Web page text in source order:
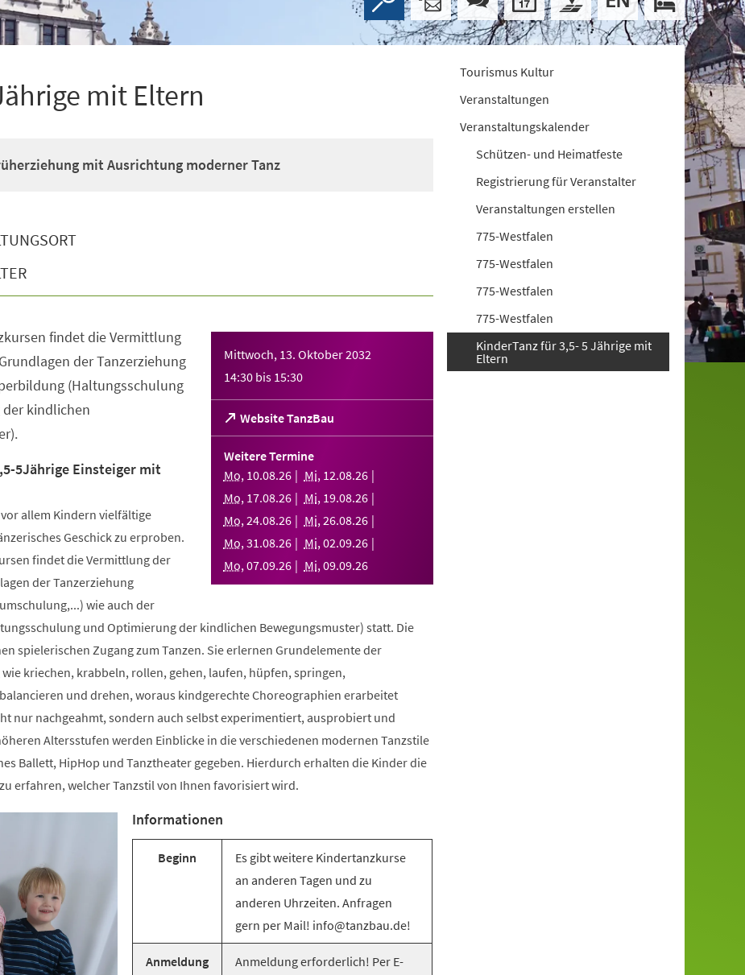
mit Eltern
mit Ausrichtung moderner Tanz
Mittwoch, 13. Oktober 2032
14:30 bis 15:30
Website TanzBau
(Öffnet
in
einem
Tab)
Weitere Termine
Mo, 10.08.26 Mi, 12.08.26
Mo, 17.08.26 Mi, 19.08.26
Mo,24.08.26 Mi,26.08.26
Mo,31.08.26 Mi,02.09.26
Mo,07.09.26 Mi,09.09.26
findet die Vermittlung
der Tanzerziehung
(Haltungsschulung
kindlichen
5Jährige Einsteiger mit
allem Kindern vielfältige
Geschick zu erproben.
findet die Vermittlung der
der Tanzerziehung
wie auch der
und Optimierung der kindlichen Bewegungsmuster) statt. Die
spielerischen Zugang zum Tanzen. Sie erlernen Grundelemente der
kriechen, krabbeln, rollen, gehen, laufen, hüpfen, springen,
und drehen, woraus kindgerechte Choreographien erarbeitet
nur nachgeahmt, sondern auch selbst experimentiert, ausprobiert und
Altersstufen werden Einblicke in die verschiedenen modernen Tanzstile
Ballett, HipHop und Tanztheater gegeben. Hierdurch erhalten die Kinder die
erfahren, welcher Tanzstil von Ihnen favorisiert wird.
Informationen
Beginn
Es gibt weitere Kindertanzkurse
an anderen Tagen und zu
anderen Uhrzeiten. Anfragen
gern per Mail! info@tanzbau.de!
Anmeldung
Anmeldung erforderlich! Per E-
Tourismus Kultur
Veranstaltungen
Veranstaltungskalender
Schützen- und Heimatfeste
Registrierung für Veranstalter
Veranstaltungen erstellen
775-Westfalen
775-Westfalen
775-Westfalen
775-Westfalen
KinderTanz für 3,5- 5 Jährige mit
Eltern